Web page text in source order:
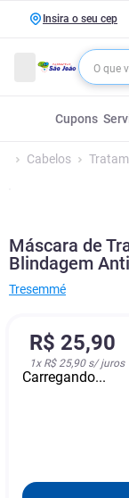
Insira o seu cep
Cupons
Cabelos
Máscara de
Blindagem
Tresemmé
R$ 25,90
1x R$ 25,90s/ juros
Carregando...